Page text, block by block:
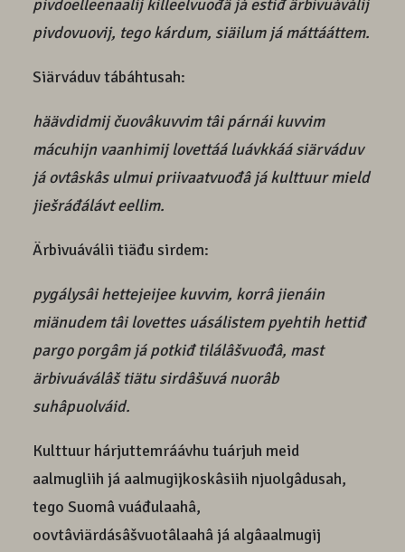
pivdoelleenaalij killeelvuođâ já estiđ ärbivuáválij
pivdovuovij, tego kárdum, siäilum já máttááttem.
Siärváduv tábáhtusah:
häävdidmij čuovâkuvvim tâi párnái kuvvim
mácuhijn vaanhimij lovettáá luávkkáá siärváduv
já ovtâskâs ulmui priivaatvuođâ já kulttuur mield
jiešráđálávt eellim.
Ärbivuáválii tiäđu sirdem:
pygálysâi hettejeijee kuvvim, korrâ jienáin
miänudem tâi lovettes uásálistem pyehtih hettiđ
pargo porgâm já potkiđ tilálâšvuođâ, mast
ärbivuáválâš tiätu sirdâšuvá nuorâb
suhâpuolváid.
Kulttuur hárjuttemráávhu tuárjuh meid
aalmugliih já aalmugijkoskâsiih njuolgâdusah,
tego Suomâ vuáđulaahâ,
oovtâviärdásâšvuotâlaahâ já algâaalmugij